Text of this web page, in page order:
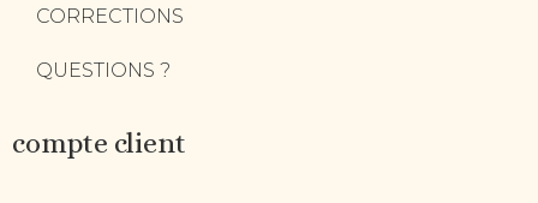
CORRECTIONS
QUESTIONS ?
compte client